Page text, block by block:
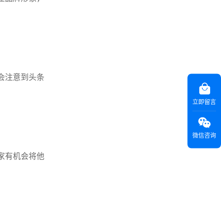
注意到头条
有机会将他
立即留言
微信咨询